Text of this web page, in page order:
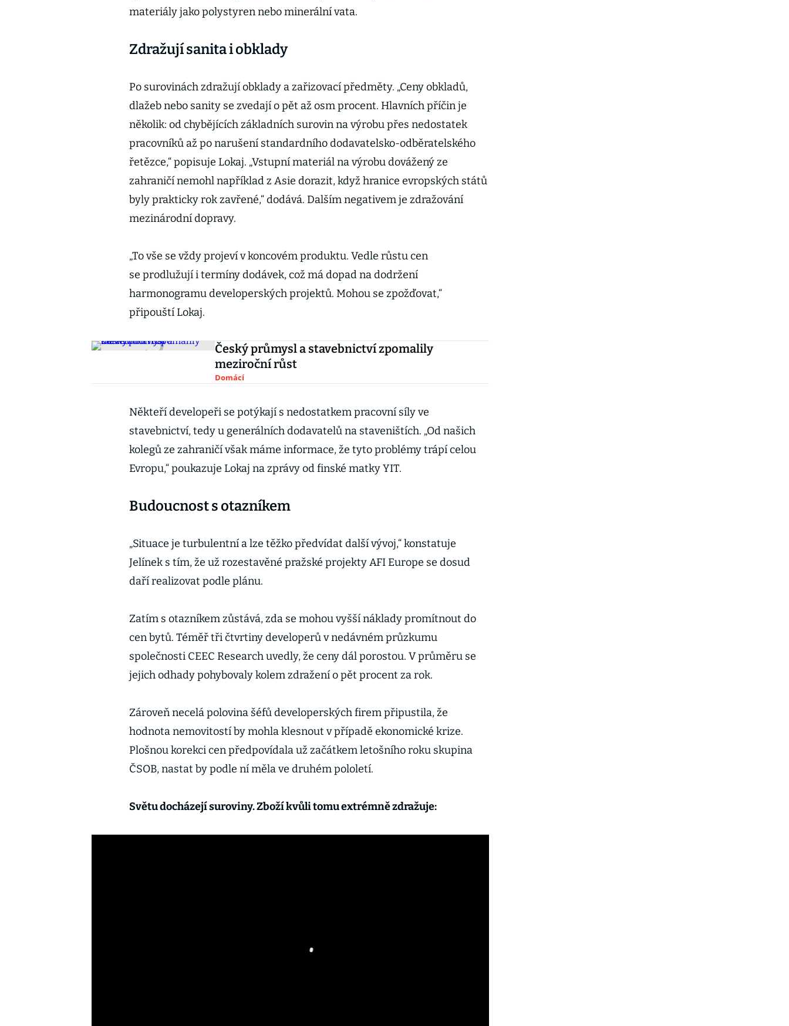
materiály jako polystyren nebo minerální vata.
Zdražují sanita i obklady
Po surovinách zdražují obklady a zařizovací předměty. „Ceny obkladů,
dlažeb nebo sanity se zvedají o pět až osm procent. Hlavních příčin je
několik: od chybějících základních surovin na výrobu přes nedostatek
pracovníků až po narušení standardního dodavatelsko-odběratelského
řetězce,“ popisuje Lokaj. „Vstupní materiál na výrobu dovážený ze
zahraničí nemohl například z Asie dorazit, když hranice evropských států
byly prakticky rok zavřené,“ dodává. Dalším negativem je zdražování
mezinárodní dopravy.
„To vše se vždy projeví v koncovém produktu. Vedle růstu cen
se prodlužují i termíny dodávek, což má dopad na dodržení
harmonogramu developerských projektů. Mohou se zpožďovat,“
připouští Lokaj.
Český průmysl a stavebnictví zpomalily
meziroční růst
Domácí
Někteří developeři se potýkají s nedostatkem pracovní síly ve
stavebnictví, tedy u generálních dodavatelů na staveništích. „Od našich
kolegů ze zahraničí však máme informace, že tyto problémy trápí celou
Evropu,“ poukazuje Lokaj na zprávy od finské matky YIT.
Budoucnost s otazníkem
„Situace je turbulentní a lze těžko předvídat další vývoj,“ konstatuje
Jelínek s tím, že už rozestavěné pražské projekty AFI Europe se dosud
daří realizovat podle plánu.
Zatím s otazníkem zůstává, zda se mohou vyšší náklady promítnout do
cen bytů. Téměř tři čtvrtiny developerů v nedávném průzkumu
společnosti CEEC Research uvedly, že ceny dál porostou. V průměru se
jejich odhady pohybovaly kolem zdražení o pět procent za rok.
Zároveň necelá polovina šéfů developerských firem připustila, že
hodnota nemovitostí by mohla klesnout v případě ekonomické krize.
Plošnou korekci cen předpovídala už začátkem letošního roku skupina
ČSOB, nastat by podle ní měla ve druhém pololetí.
Světu docházejí suroviny. Zboží kvůli tomu extrémně zdražuje: